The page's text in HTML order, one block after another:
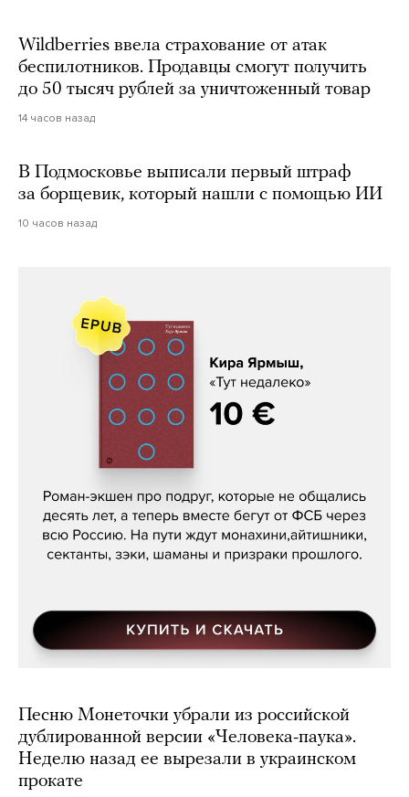
Wildberries ввела страхование от атак
беспилотников. Продавцы смогут получить
до 50 тысяч рублей за уничтоженный товар
14 часов назад
В Подмосковье выписали первый штраф
за борщевик, который нашли с помощью ИИ
10 часов назад
Кира Ярмыш, «Тут недалеко»
Песню Монеточки убрали из российской
дублированной версии «Человека-паука».
Неделю назад ее вырезали в украинском
прокате